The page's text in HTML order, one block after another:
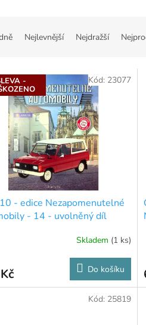
Nejlevnější Nejdražší
-
- edice Nezapomenutelné
- 14 - uvolněný díl
Skladem (1 ks)
Do košíku
Kód: 23077
Kód: 25819